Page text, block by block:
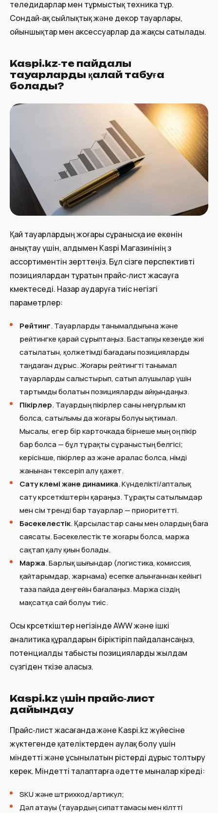
теледидарлар мен тұрмыстық техника тұр.
Сондай‑ақ сыйлықтық және декор тауарлары,
ойыншықтар мен аксессуарлар да жақсы сатылады.
Kaspi.kz‑те пайдалы
тауарларды қалай табуға
болады?
Қай тауарлардың жоғары сұранысқа ие екенін
анықтау үшін, алдымен Kaspi Магазинінің өз
ассортиментін зерттеңіз. Бұл сізге перспективті
позициялардан тұратын прайс‑лист жасауға
көмектеседі. Назар аударуға тиіс негізгі
параметрлер:
Рейтинг. Тауарларды танымалдығына және
рейтингке қарай сұрыптаңыз. Бастапқы кезеңде жиі
сатылатын, қолжетімді бағадағы позицияларды
таңдаған дұрыс. Жоғары рейтингті танымал
тауарларды салыстырып, сатып алушылар үшін
тартымды болатын позицияларды айқындаңыз.
Пікірлер. Тауардың пікірлер саны неғұрлым көп
болса, сатылымы да жоғары болуы ықтимал.
Мысалы, егер бір карточкада бірнеше мың оң пікір
бар болса — бұл тұрақты сұраныстың белгісі;
керісінше, пікірлер аз және аралас болса, өнімді
жанынан тексеріп алу қажет.
Сату көлемі және динамика. Күнделікті/апталық
сату көрсеткіштерін қараңыз. Тұрақты сатылымдар
мен өсім тренді бар тауарлар — приоритетті.
Бәсекелестік. Қарсыластар саны мен олардың баға
саясаты. Бәсекелестік өте жоғары болса, маржа
сақтап қалу қиын болады.
Маржа. Барлық шығындар (логистика, комиссия,
қайтарымдар, жарнама) есепке алынғаннан кейінгі
таза пайда деңгейін бағалаңыз. Маржа сіздің
мақсатқа сай болуы тиіс.
Осы көрсеткіштер негізінде AWW және ішкі
аналитика құралдарын біріктіріп пайдалансаңыз,
потенциалды табысты позицияларды жылдам
сүзгіден өткізе аласыз.
Kaspi.kz үшін прайс‑лист
дайындау
Прайс‑лист жасағанда және Kaspi.kz жүйесіне
жүктегенде қателіктерден аулақ болу үшін
міндетті және ұсынылатын өрістерді дұрыс толтыру
керек. Міндетті талаптарға әдетте мыналар кіреді:
SKU және штрихкод/артикул;
Дәл атауы (тауардың сипаттамасы мен кілтті